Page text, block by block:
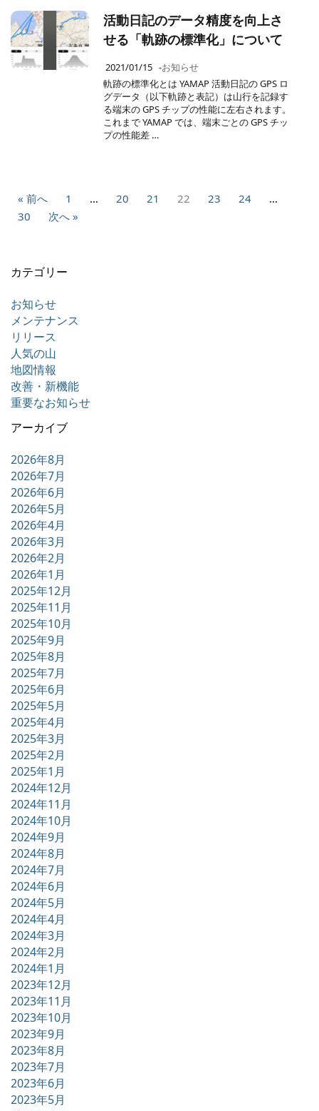
活動日記のデータ精度を向上さ
せる「軌跡の標準化」について
2021/01/15 -お知らせ
軌跡の標準化とは YAMAP 活動日記の GPS ロ
グデータ（以下軌跡と表記）は山行を記録す
る端末の GPS チップの性能に左右されます。
これまで YAMAP では、端末ごとの GPS チッ
プの性能差 …
« 前へ 1 … 20 21 22 23 24
…
30
次へ »
カテゴリー
お知らせ
メンテナンス
リリース
人気の山
地図情報
改善・新機能
重要なお知らせ
アーカイブ
2026年8月
2026年7月
2026年6月
2026年5月
2026年4月
2026年3月
2026年2月
2026年1月
2025年12月
2025年11月
2025年10月
2025年9月
2025年8月
2025年7月
2025年6月
2025年5月
2025年4月
2025年3月
2025年2月
2025年1月
2024年12月
2024年11月
2024年10月
2024年9月
2024年8月
2024年7月
2024年6月
2024年5月
2024年4月
2024年3月
2024年2月
2024年1月
2023年12月
2023年11月
2023年10月
2023年9月
2023年8月
2023年7月
2023年6月
2023年5月